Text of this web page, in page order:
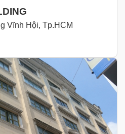
Vĩnh Hội, Tp.HCM